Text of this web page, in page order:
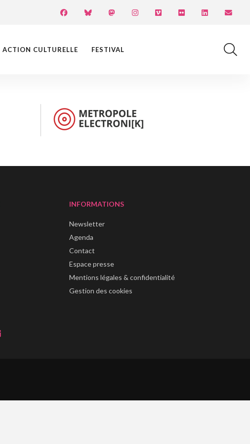
ACTION CULTURELLE FESTIVAL
INFORMATIONS
Newsletter
Agenda
Contact
Espace presse
Mentions légales & confidentialité
Gestion des cookies